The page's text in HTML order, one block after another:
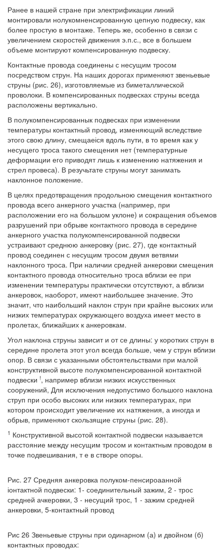
Ранее в нашей стране при электрификации линий
монтировали нолукомненсированную цепную подвеску, как
более простую в монтаже. Теперь же, особенно в связи с
увеличением скоростей движения э.п.с., все в большем
объеме монтируют компенсированную подвеску.
Контактные провода соединены с несущим тросом
посредством струн. На наших дорогах применяют звеньевые
струны (рис. 26), изготовляемые из биметаллической
проволоки. В компенсированных подвесках струны всегда
расположены вертикально.
В полукомпенсированнык подвесках при изменении
температуры контактный провод, изменяющий вследствие
этого свою длину, смещаеіся вдоль пути, в то время как у
несущего троса такого смещения нет (температурные
деформации его приводят лишь к изменению натяжения и
стрел провеса). В резучьтате струны могут занимать
наклонное положение.
В целях предотвращения продольною смещения контактного
провода всего анкерного участка (например, при
расположении его на большом уклоне) и сокращения объемов
разрушений при обрыве контактного провода в середине
анкерного участка полукомпенсированной подвески
устраивают среднюю анкеровку (рис. 27), где контактный
провод соединен с несущим тросом двумя ветвями
наклонного троса. При наличии средней анкеровки смещения
контактного провода относительно троса вблизи ее при
изменении температуры практически отсутствуют, а вблизи
анкеровок, наоборот, имеют наибольшее значение. Это
значит, что наибольший наклон струн при крайне высоких или
низких температурах окружающего воздуха имеет место в
пролетах, ближайших к анкеровкам.
Угол наклона струны зависит и от се длины: у коротких струн в
середине пролета этот угол всегда больше, чем у струн вблизи
опор. В связи с указанными обстоятельствами при малой
конструктивной высоте полукомпенсированной контактной
подвески !, например вблизи низких искусственных
сооружений, Для исключения недопустимо большого наклона
струп при особо высоких или низких температурах, при
котором происходит увеличение их натяжения, а иногда и
обрыв, применяют скользящие струны (рис. 28).
1 Конструктивной высотой контактной подвески называется
расстояние между несущим тросом и контактным проводом в
точке подвешивания, т е в створе опоры.
Рис. 27 Средняя анкеровка полуком-пенсироаанной
іонтактной подвески: 1- соединительный зажим, 2 - трос
средней ачкеровки, 3 - несущий трос, 1 - зажим средней
анкеровки, 5-контактный провод
Рис 26 Звеньевые струны при одинарном (а) и двойном (б)
контактных проводах: